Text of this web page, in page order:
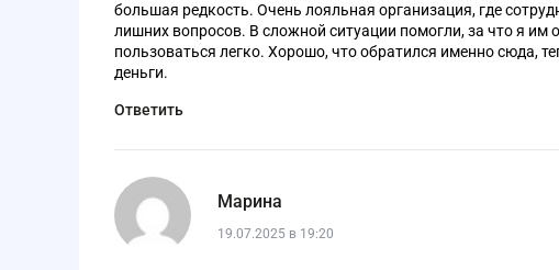
большая редкость. Очень лояльная организация, где
лишних вопросов. В сложной ситуации помогли, за что я им
пользоваться легко. Хорошо, что обратился именно сюда,
деньги.
Ответить
Марина
19.07.2025 в 19:20